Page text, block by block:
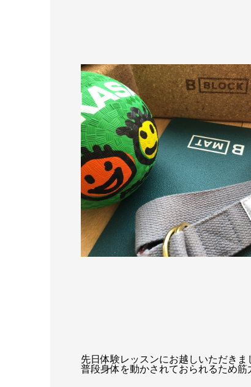
先日体験レッスンにお越しいただきま
普段身体を動かされておられるため筋